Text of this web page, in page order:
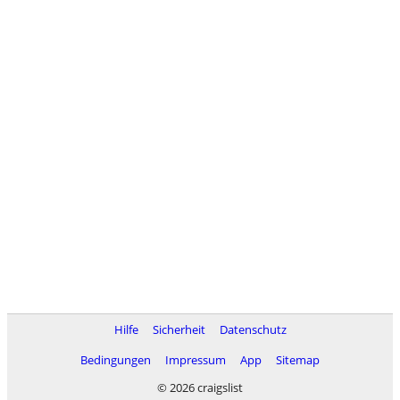
Hilfe Sicherheit
Datenschutz
Bedingungen
Impressum App
Sitemap
© 2026 craigslist